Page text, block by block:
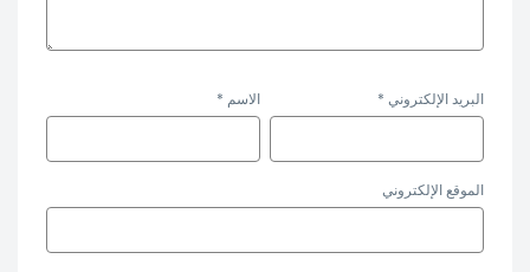
الاسم * البريد الإلكتروني *
الموقع الإلكتروني